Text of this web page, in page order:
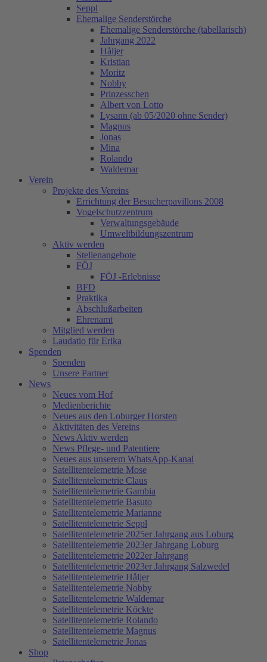
Seppl
Ehemalige Senderstörche
Ehemalige Senderstörche (tabellarisch)
Jahrgang 2022
Håljer
Kristian
Moritz
Nobby
Prinzesschen
Albert von Lotto
Lysann (ab 05/2020 ohne Sender)
Magnus
Jonas
Mina
Rolando
Waldemar
Verein
Projekte des Vereins
Errichtung der Besucherpavillons 2008
Vogelschutzzentrum
Verwaltungsgebäude
Umweltbildungszentrum
Aktiv werden
Stellenangebote
FÖJ
FÖJ -Erlebnisse
BFD
Praktika
Abschlußarbeiten
Ehrenamt
Mitglied werden
Laudatio für Erika
Spenden
Spenden
Unsere Partner
News
Neues vom Hof
Medienberichte
Neues aus den Loburger Horsten
Aktivitäten des Vereins
News Aktiv werden
News Pflege- und Patentiere
Neues aus unserem WhatsApp-Kanal
Satellitentelemetrie Mose
Satellitentelemetrie Claus
Satellitentelemetrie Gambia
Satellitentelemetrie Basuto
Satellitentelemetrie Marianne
Satellitentelemetrie Seppl
Satellitentelemetrie 2025er Jahrgang aus Loburg
Satellitentelemetrie 2023er Jahrgang Loburg
Satellitentelemetrie 2022er Jahrgang
Satellitentelemetrie 2023er Jahrgang Salzwedel
Satellitentelemetrie Håljer
Satellitentelemetrie Nobby
Satellitentelemetrie Waldemar
Satellitentelemetrie Köckte
Satellitentelemetrie Rolando
Satellitentelemetrie Magnus
Satellitentelemetrie Jonas
Shop